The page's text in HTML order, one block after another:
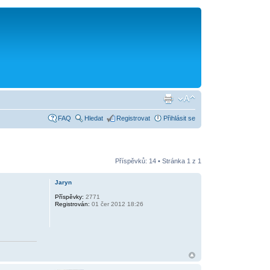
FAQ Hledat Registrovat Přihlásit se
Příspěvků: 14 • Stránka 1 z 1
Jaryn
Příspěvky: 2771
Registrován: 01 čer 2012 18:26